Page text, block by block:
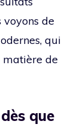
voyons de
qui
matière de
que